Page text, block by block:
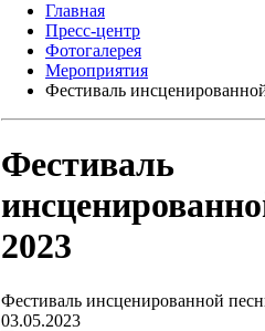
Главная
Пресс-центр
Фотогалерея
Мероприятия
Фестиваль
Фестиваль
2023
Фестиваль инсценированной
03.05.2023